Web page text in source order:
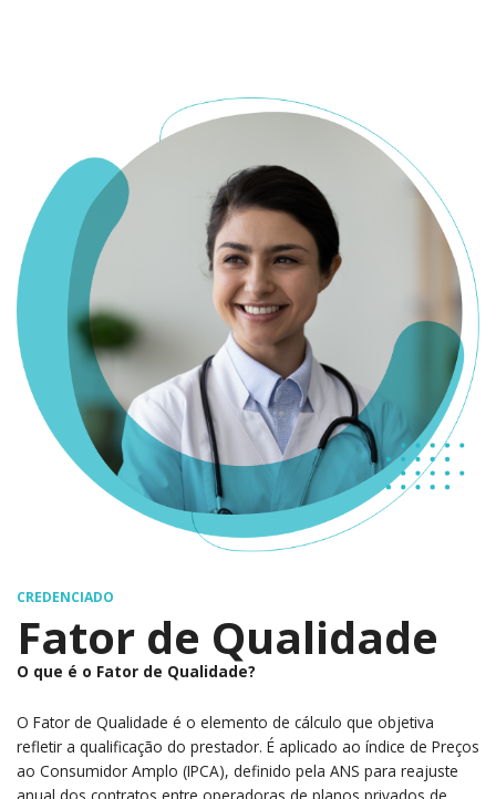
CREDENCIADO
Fator de Qualidade
O que é o Fator de Qualidade?
O Fator de Qualidade é o elemento de cálculo que objetiva
refletir a qualificação do prestador. É aplicado ao índice de Preços
ao Consumidor Amplo (IPCA), definido pela ANS para reajuste